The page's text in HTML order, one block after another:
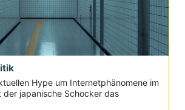
Hype um Internetphänomene im
der japanische Schocker das